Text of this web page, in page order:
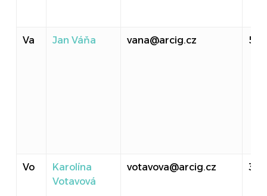
Va Jan Váňa vana@arcig.cz 524
Vo
Karolína
Votavová
votavova@arcig.cz 310